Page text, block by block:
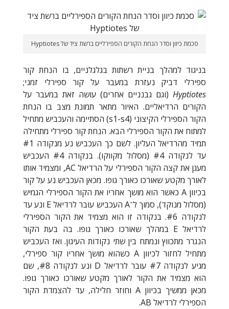
סכמת כיוון וסדר הנחת הקורים הספירליים ברשת ציד של Hyptiotes
בניגוד למהלך בניית רשתות בגלגלניים, בו הנחת קור
ספירלי דביק נעזרת במעבר על קור ספירלי זמני;
Hyptiotes (וגם גבנניים אחרים) עושה זאת במעבר על
הקורים הרדיאליים. האיור מתאר תמונת מצב בו הנחת
הקור הספירלי הקיצוני (s1-s4) הסתיימה והעכביש מתחיל
למתוח את הקור הספירלי הבא. הנחת קור ספירלי מתחילה
תמיד מהרדיאל העליון. לשם כך העכביש נע מנקודה #1
עד לנקודה #4 (מסלול מקווקו). בנקודה #4 העכביש
מעגן את קצה הקור הספירלי על הרדיאל AC, ומצמיד אותו
לאורך מקטע שאורכו כאורך גופו. מכאן העכביש נע על קור
בכיווןA כאשר הוא מושך אחריו את הקור הספירלי הגמיש
(מסלול מנוקד), סמוך ל־A העכביש עובר לרדיאלE ונע עד
לנקודה #6. בנקודה זו הוא מצמיד את הקור הספירלי
לרדיאלE במהלך שאורכו כאורך גופו. בה בעת הקור
הנגרר מתכווץ ונמתח בין שתי נקודות העיגון. ואז העכביש
מתחיל לחזור לכיווןA כשהוא מושך אחריו קור ספירלי,
מגיע לנקודה #7 עובר לרדיאל
D
ונע לנקודה #8, שם
הוא מצמיד את הקור לאורך מקטע שאורכו כאורך גופו.
מכאן ממשיך בכיוון A וחוזר חלילה, עד להצמדת הקור
הספירלי לרדיאל AB
.